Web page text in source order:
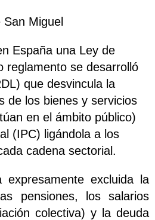
Miguel
España una Ley de
reglamento se desarrolló
que desvincula la
de los bienes y servicios
en el ámbito público)
(IPC) ligándola a los
cadena sectorial.
excluida la
pensiones, los salarios
colectiva) y la deuda